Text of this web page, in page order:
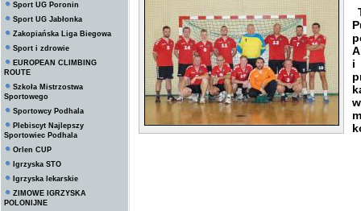
Sport UG Poronin
Sport UG Jabłonka
Zakopiańska Liga Biegowa
Sport i zdrowie
EUROPEAN CLIMBING
ROUTE
Szkoła Mistrzostwa
Sportowego
Sportowcy Podhala
Plebiscyt Najlepszy
Sportowiec Podhala
Orlen CUP
Igrzyska STO
Igrzyska lekarskie
ZIMOWE IGRZYSKA
POLONIJNE
i